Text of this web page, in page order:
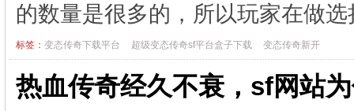
的数量是很多的，所以玩家在做
标签： 变态传奇下载平台 超级变态传奇sf平台盒子下载 变态传奇新开
热血传奇经久不衰，sf网站